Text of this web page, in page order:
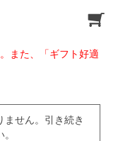
また、「ギフト好適
せん。引き続き